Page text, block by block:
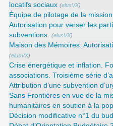
locatifs sociaux (elusVX)
Équipe de pilotage de la
Autorisation pour verser les
subventions.
(elusVX)
Maison des Mémoires.
(elusVX)
Crise énergétique et inflation.
associations. Troisième série
Attribution d’une subvention
Sans Frontières en vue de la
humanitaires en soutien à la
Décision modificative n°1 du